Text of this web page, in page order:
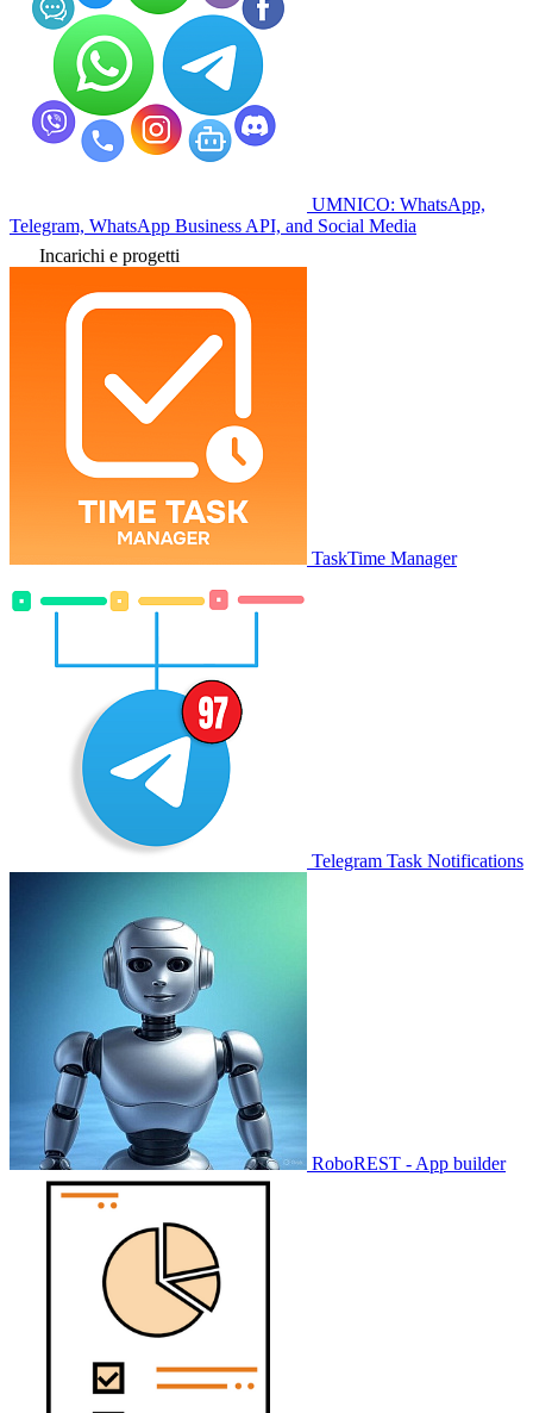
UMNICO: WhatsApp,
Telegram, WhatsApp Business API, and Social Media
Incarichi e progetti
TaskTime Manager
Telegram Task Notifications
RoboREST - App builder